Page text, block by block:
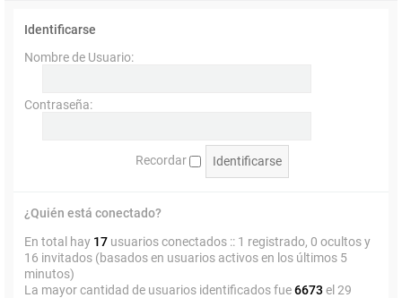
Identificarse
Nombre de Usuario:
Contraseña:
Recordar
¿Quién está conectado?
En total hay 17 usuarios conectados :: 1 registrado, 0 ocultos y
16 invitados (basados en usuarios activos en los últimos 5
minutos)
La mayor cantidad de usuarios identificados fue6673 el 29